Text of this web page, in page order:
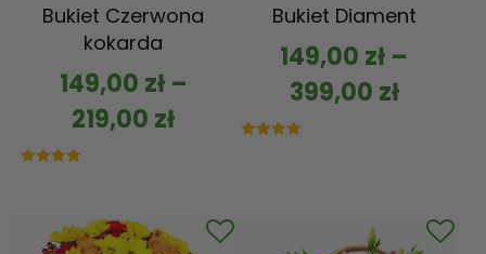
Bukiet Czerwona
kokarda
149,00 zł–
219,00 zł
Bukiet Diament
149,00 zł –
399,00 zł